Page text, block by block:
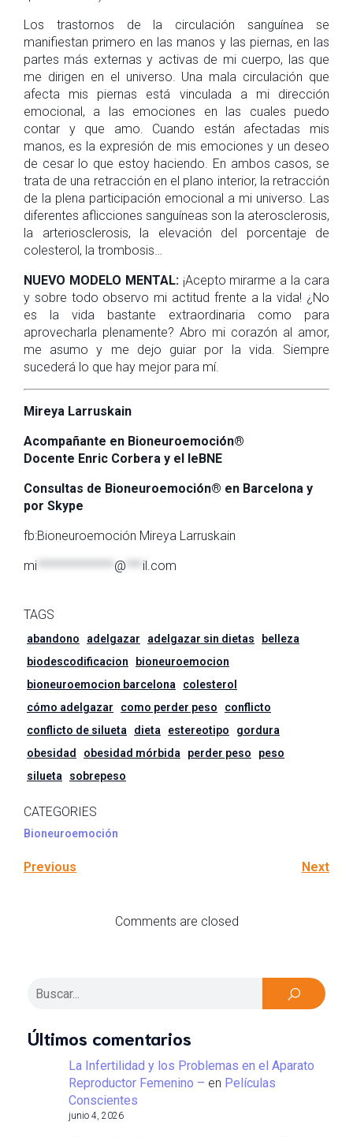
Los trastornos de la circulación sanguínea se
manifiestan primero en las manos y las piernas, en las
partes más externas y activas de mi cuerpo, las que
me dirigen en el universo. Una mala circulación que
afecta mis piernas está vinculada a mi dirección
emocional, a las emociones en las cuales puedo
contar y que amo. Cuando están afectadas mis
manos, es la expresión de mis emociones y un deseo
de cesar lo que estoy haciendo. En ambos casos, se
trata de una retracción en el plano interior, la retracción
de la plena participación emocional a mi universo. Las
diferentes aflicciones sanguíneas son la aterosclerosis,
la arteriosclerosis, la elevación del porcentaje de
colesterol, la trombosis…
NUEVO MODELO MENTAL:¡Acepto mirarme a la cara
y sobre todo observo mi actitud frente a la vida! ¿No
es la vida bastante extraordinaria como para
aprovecharla plenamente? Abro mi corazón al amor,
me asumo y me dejo guiar por la vida. Siempre
sucederá lo que hay mejor para mí.
Mireya Larruskain
Acompañante en Bioneuroemoción®
Docente Enric Corbera y el IeBNE
Consultas de Bioneuroemoción® en Barcelona y
por Skype
fb:Bioneuroemoción Mireya Larruskain
mi ************** @ *** il.com
TAGS
abandono adelgazar adelgazar sin dietas
belleza
biodescodificacion
bioneuroemocion
bioneuroemocion barcelona
colesterol
cómo adelgazar
como perder peso
conflicto
conflicto de silueta
dieta estereotipo
gordura
obesidad
obesidad mórbida perder peso
peso
silueta
sobrepeso
CATEGORIES
Bioneuroemoción
Previous Next
Comments are closed
Últimos comentarios
La Infertilidad y los Problemas en el Aparato
Reproductor Femenino – en Películas
Conscientes
junio 4, 2026